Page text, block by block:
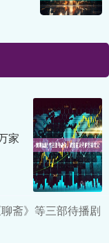
家
斋》等三部待播剧